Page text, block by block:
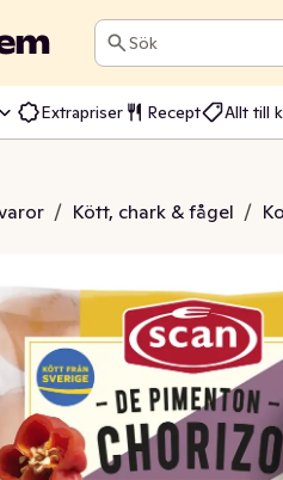
Sök
Extrapriser Recept Allt till
/ Kött, chark & fågel /
3-p